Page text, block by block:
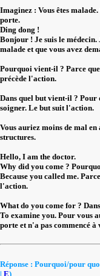
Imaginez : Vous êtes
porte.
Ding dong !
Bonjour ! Je suis le médecin.
malade et que vous avez
Pourquoi vient-il ? Parce
précède l'action.
Dans quel but vient-il ?
soigner. Le but suit l'action.
Vous auriez moins de mal
structures.
Hello, I am the doctor.
Why did you come ?
Because you called me.
l'action.
What do you come for ?
To examine you. Pour vous
porte et n'a pas commencé à
Réponse : Pourquoi/pour
| E)